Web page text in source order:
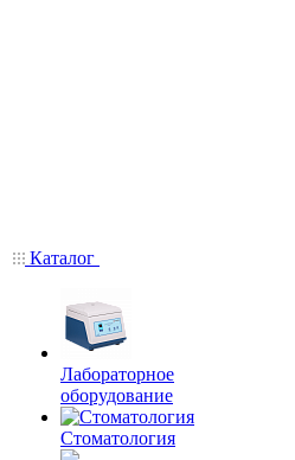
Каталог
Лабораторное
оборудование
Стоматология